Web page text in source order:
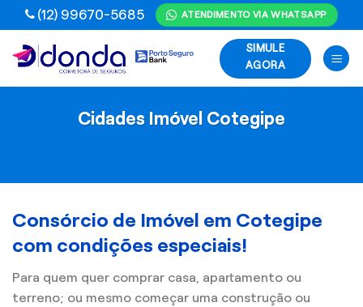
Skip
to
content
(12) 99670-5685 ATENDIMENTO VIA WHATSAPP
SIMULE
AGORA
Cidades Imóvel Cotegipe
Consórcio de Imóvel em Cotegipe
com condições especiais!
Para quem quer comprar casa, apartamento ou
terreno; ou mesmo começar uma construção ou